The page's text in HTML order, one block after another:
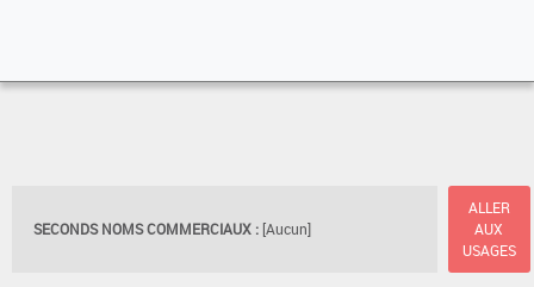
SECONDS NOMS COMMERCIAUX : [Aucun]
ALLER
AUX
USAGES